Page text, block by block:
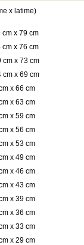
x latime)
cm x 79 cm
cm x 76 cm
cm x 73 cm
cm x 69 cm
x 66 cm
x 63 cm
x 59 cm
x 56 cm
x 53 cm
x 49 cm
x 46 cm
x 43 cm
x 39 cm
x 36 cm
x 33 cm
x 29 cm